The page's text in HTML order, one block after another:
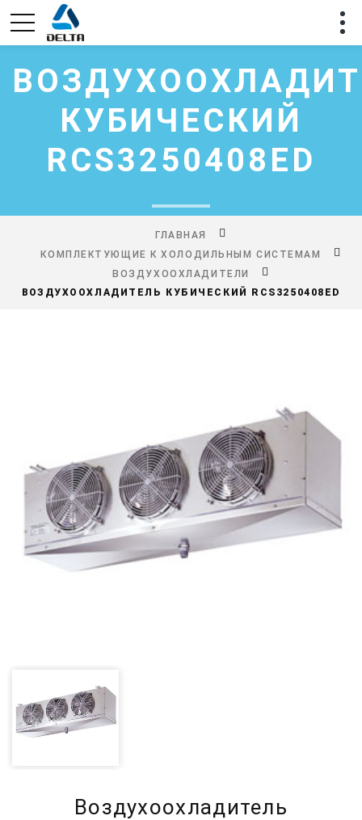
КУБИЧЕСКИЙ
RCS3250408ED
ГЛАВНАЯ
КОМПЛЕКТУЮЩИЕ К ХОЛОДИЛЬНЫМ СИСТЕМАМ
ВОЗДУХООХЛАДИТЕЛИ
ВОЗДУХООХЛАДИТЕЛЬ КУБИЧЕСКИЙ RCS3250408ED
Воздухоохладитель